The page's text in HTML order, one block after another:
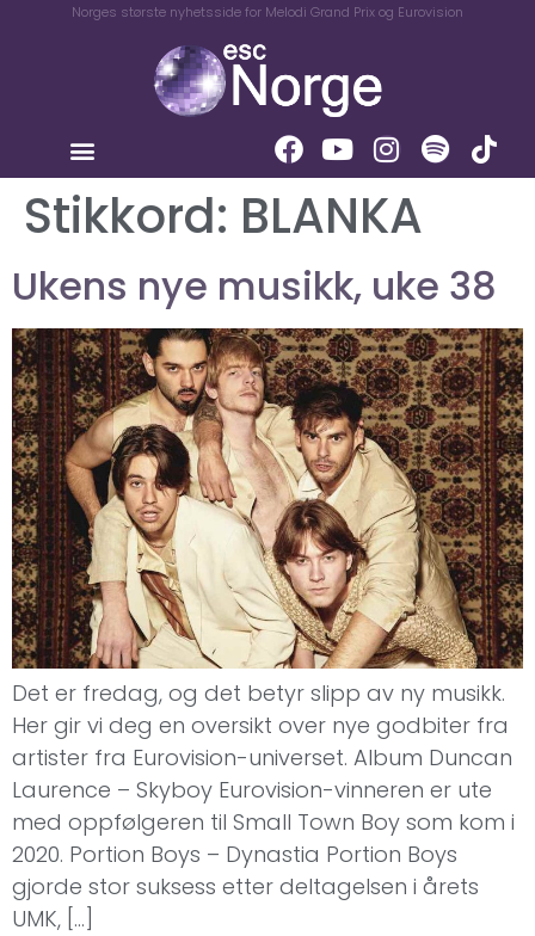
Norges største nyhetsside for Melodi Grand Prix og Eurovision
Stikkord: BLANKA
Ukens nye musikk, uke 38
Det er fredag, og det betyr slipp av ny musikk.
Her gir vi deg en oversikt over nye godbiter fra
artister fra Eurovision-universet. Album Duncan
Laurence – Skyboy Eurovision-vinneren er ute
med oppfølgeren til Small Town Boy som kom i
2020. Portion Boys – Dynastia Portion Boys
gjorde stor suksess etter deltagelsen i årets
UMK, […]